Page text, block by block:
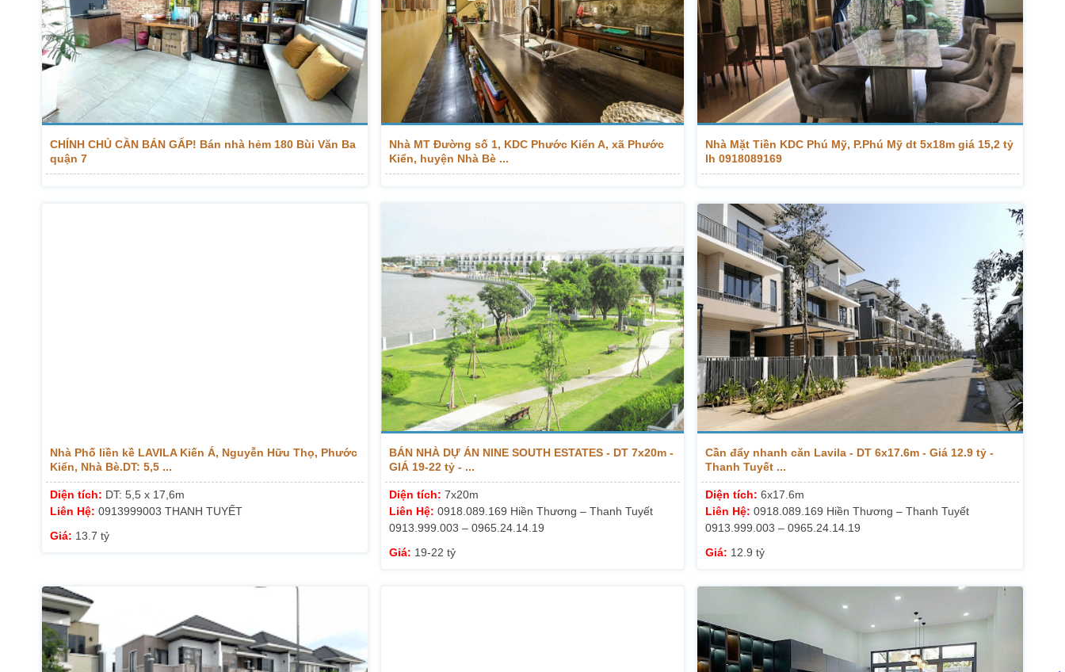
CHÍNH CHỦ CẦN BÁN GẤP! Bán nhà hẻm 180 Bùi Văn Ba
quận 7
Nhà MT Đường số 1, KDC Phước Kiển A, xã Phước
Kiển, huyện Nhà Bè ...
Nhà Mặt Tiền KDC Phú Mỹ, P.Phú Mỹ dt 5x18m giá 15,2 tỷ
lh 0918089169
Nhà Phố liền kề LAVILA Kiến Á, Nguyễn Hữu Thọ, Phước
Kiển, Nhà Bè.DT: 5,5 ...
Diện tích: DT: 5,5 x 17,6m
Liên Hệ: 0913999003 THANH TUYẾT
Giá: 13.7 tỷ
BÁN NHÀ DỰ ÁN NINE SOUTH ESTATES - DT 7x20m -
GIÁ 19-22 tỷ - ...
Diện tích:7x20m
Liên Hệ:0918.089.169 Hiền Thương – Thanh Tuyết
0913.999.003 – 0965.24.14.19
Giá: 19-22 tỷ
Cần đẩy nhanh căn Lavila - DT 6x17.6m - Giá 12.9 tỷ -
Thanh Tuyết ...
Diện tích: 6x17.6m
Liên Hệ: 0918.089.169 Hiền Thương – Thanh Tuyết
0913.999.003 – 0965.24.14.19
Giá: 12.9 tỷ